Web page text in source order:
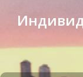
Тир